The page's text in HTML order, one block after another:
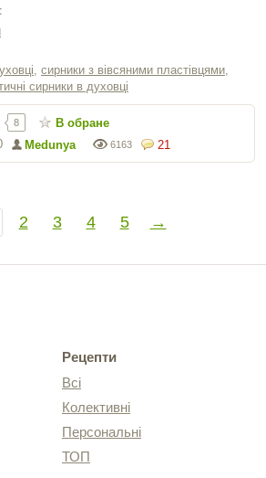
, сирники з вівсяними пластівцями,
сирники в духовці
21
6163
Medunya
8 В обране
2 3 4 5 →
Рецепти
Всі
Колективні
Персональні
ТОП